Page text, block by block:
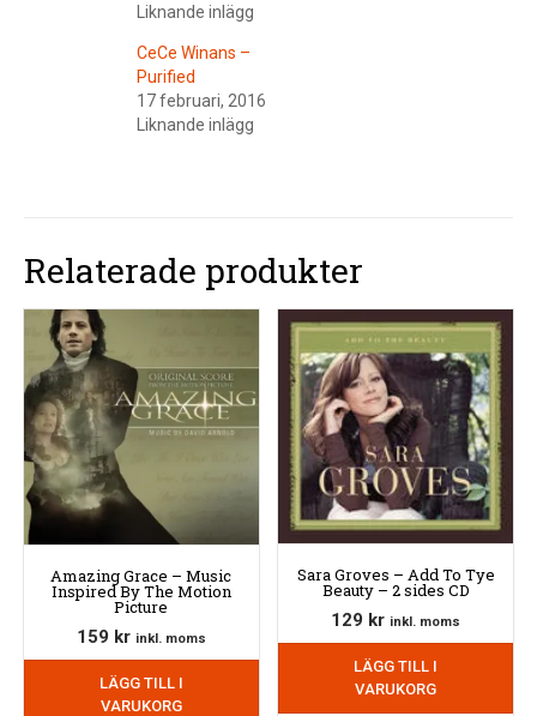
Liknande inlägg
CeCe Winans –
Purified
17 februari, 2016
Liknande inlägg
Relaterade produkter
Amazing Grace – Music
Inspired By The Motion
Picture
159 kr inkl. moms
LÄGG TILL I
VARUKORG
Sara Groves – Add To Tye
Beauty – 2 sides CD
129 kr inkl. moms
LÄGG TILL I
VARUKORG